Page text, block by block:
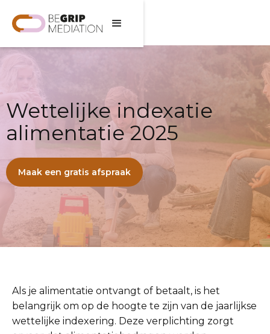
Wettelijke indexatie
alimentatie 2025
Maak een gratis afspraak
Als je alimentatie ontvangt of betaalt, is het
belangrijk om op de hoogte te zijn van de jaarlijkse
wettelijke indexering. Deze verplichting zorgt